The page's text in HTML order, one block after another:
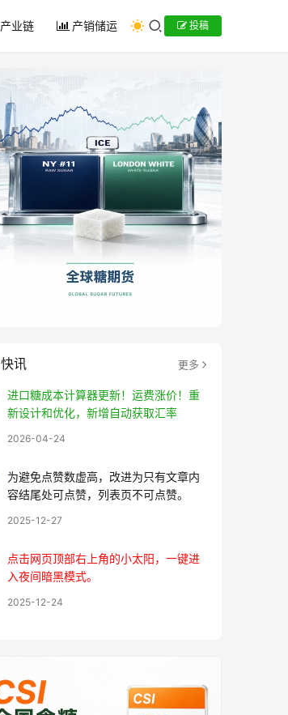
产业链 产销储运 投稿
快讯 更多
进口糖成本计算器更新！运费涨价！重
新设计和优化，新增自动获取汇率
2026-04-24
为避免点赞数虚高，改进为只有文章内
容结尾处可点赞，列表页不可点赞。
2025-12-27
点击网页顶部右上角的小太阳，一键进
入夜间暗黑模式。
2025-12-24